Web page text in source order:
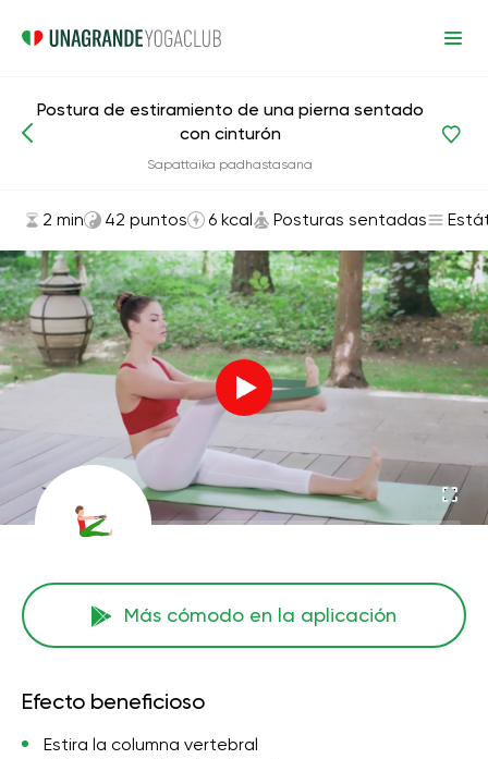
Asanas y ejercicios Posturas sentadas
Postura de estiramiento de una pierna sentado
con cinturón
Sapattaika padhastasana
2 min 42 puntos 6 kcal Posturas sentadas
Más cómodo en la aplicación
Efecto beneficioso
Estira la columna vertebral